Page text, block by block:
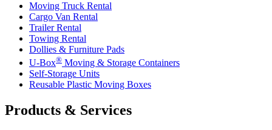
Moving Truck Rental
Cargo Van Rental
Trailer Rental
Towing Rental
Dollies & Furniture Pads
U-Box® Moving & Storage Containers
Self-Storage Units
Reusable Plastic Moving Boxes
Products & Services